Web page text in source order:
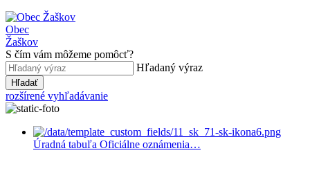
Obec
Žaškov
S čím vám môžeme pomôcť?
Hľadaný výraz
Hľadať
rozšírené vyhľadávanie
Úradná tabuľa Oficiálne oznámenia…